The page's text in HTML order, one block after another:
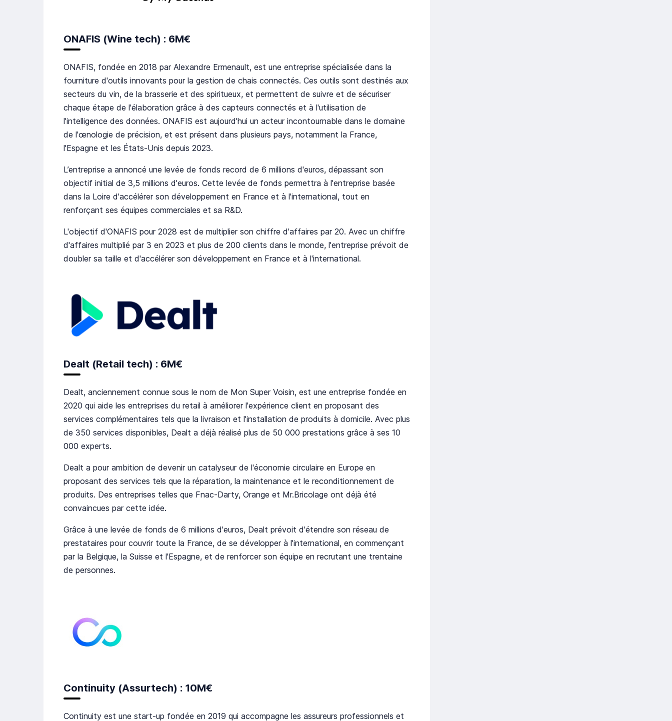
ONAFIS (Wine tech) : 6M€
ONAFIS, fondée en 2018 par Alexandre Ermenault, est une entreprise spécialisée dans la
fourniture d'outils innovants pour la gestion de chais connectés. Ces outils sont destinés aux
secteurs du vin, de la brasserie et des spiritueux, et permettent de suivre et de sécuriser
chaque étape de l'élaboration grâce à des capteurs connectés et à l'utilisation de
l'intelligence des données. ONAFIS est aujourd'hui un acteur incontournable dans le domaine
de l'œnologie de précision, et est présent dans plusieurs pays, notamment la France,
l'Espagne et les États-Unis depuis 2023.
L’entreprise a annoncé une levée de fonds record de 6 millions d'euros, dépassant son
objectif initial de 3,5 millions d'euros. Cette levée de fonds permettra à l'entreprise basée
dans la Loire d'accélérer son développement en France et à l'international, tout en
renforçant ses équipes commerciales et sa R&D.
L'objectif d'ONAFIS pour 2028 est de multiplier son chiffre d'affaires par 20. Avec un chiffre
d'affaires multiplié par 3 en 2023 et plus de 200 clients dans le monde, l'entreprise prévoit de
doubler sa taille et d'accélérer son développement en France et à l'international.
Dealt (Retail tech) : 6M€
Dealt, anciennement connue sous le nom de Mon Super Voisin, est une entreprise fondée en
2020 qui aide les entreprises du retail à améliorer l'expérience client en proposant des
services complémentaires tels que la livraison et l'installation de produits à domicile. Avec plus
de 350 services disponibles, Dealt a déjà réalisé plus de 50 000 prestations grâce à ses 10
000 experts.
Dealt a pour ambition de devenir un catalyseur de l'économie circulaire en Europe en
proposant des services tels que la réparation, la maintenance et le reconditionnement de
produits. Des entreprises telles que Fnac-Darty, Orange et Mr.Bricolage ont déjà été
convaincues par cette idée.
Grâce à une levée de fonds de 6 millions d'euros, Dealt prévoit d'étendre son réseau de
prestataires pour couvrir toute la France, de se développer à l'international, en commençant
par la Belgique, la Suisse et l'Espagne, et de renforcer son équipe en recrutant une trentaine
de personnes.
Continuity (Assurtech) : 10M€
Continuity est une start-up fondée en 2019 qui accompagne les assureurs professionnels et